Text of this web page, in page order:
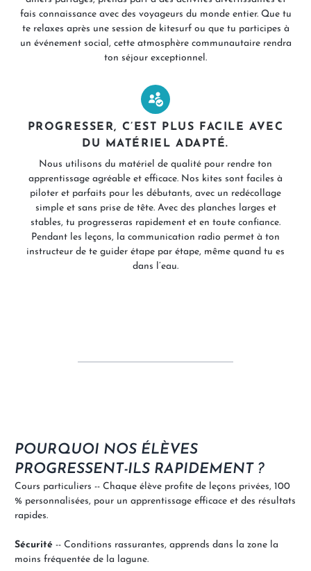
fais connaissance avec des voyageurs du monde entier. Que tu
te relaxes après une session de kitesurf ou que tu participes à
un événement social, cette atmosphère communautaire rendra
ton séjour exceptionnel.
PROGRESSER, C’EST PLUS FACILE AVEC
DU MATÉRIEL ADAPTÉ.
Nous utilisons du matériel de qualité pour rendre ton
apprentissage agréable et efficace. Nos kites sont faciles à
piloter et parfaits pour les débutants, avec un redécollage
simple et sans prise de tête. Avec des planches larges et
stables, tu progresseras rapidement et en toute confiance.
Pendant les leçons, la communication radio permet à ton
instructeur de te guider étape par étape, même quand tu es
dans l’eau.
POURQUOI NOS ÉLÈVES
PROGRESSENT-ILS RAPIDEMENT ?
Cours particuliers -- Chaque élève profite de leçons privées, 100
% personnalisées, pour un apprentissage efficace et des résultats
rapides.
Sécurité -- Conditions rassurantes, apprends dans la zone la
moins fréquentée de la lagune.